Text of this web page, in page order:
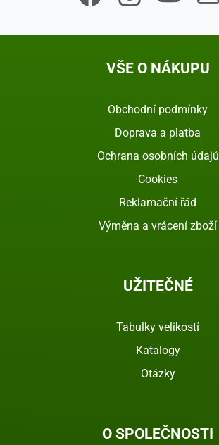
VŠE O NÁKUPU
Obchodní podmínky
Doprava a platba
Ochrana osobních údajů
Cookies
Reklamační řád
Výměna a vrácení zboží
UŽITEČNÉ
Tabulky velikostí
Katalogy
Otázky
O SPOLEČNOSTI